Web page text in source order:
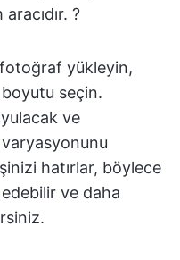
?️
yükleyin,
seçin.
ve
hatırlar, böylece
ve daha